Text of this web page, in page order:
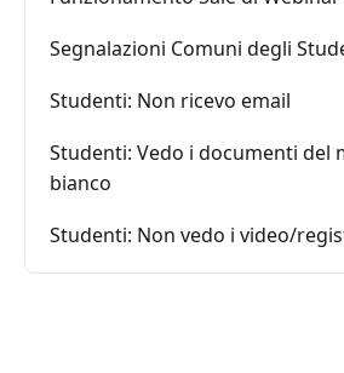
Segnalazioni Comuni degli
Studenti: Non ricevo email
Studenti: Vedo i documenti del
bianco
Studenti: Non vedo i video/